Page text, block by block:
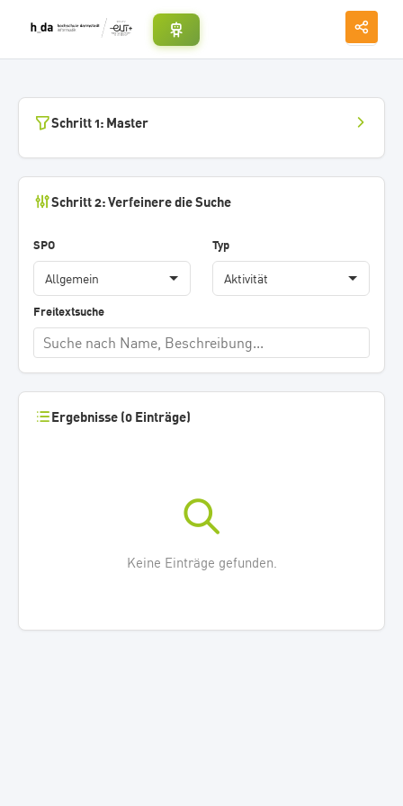
Schritt 1: Master
Schritt 2: Verfeinere die Suche
SPO Typ
Freitextsuche
Ergebnisse (0 Einträge)
Keine Einträge gefunden.